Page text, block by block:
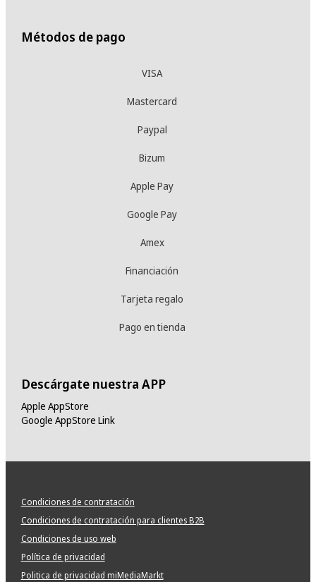
Métodos de pago
VISA
Mastercard
Paypal
Bizum
Apple Pay
Google Pay
Amex
Financiación
Tarjeta regalo
Pago en tienda
Descárgate nuestra APP
Apple AppStore
Google AppStore Link
Condiciones de contratación
Condiciones de contratación para clientes B2B
Condiciones de uso web
Política de privacidad
Politica de privacidad miMediaMarkt